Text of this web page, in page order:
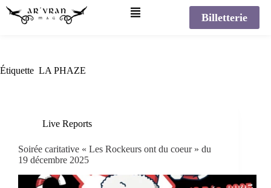
Billetterie
Étiquette LA PHAZE
Live Reports
Soirée caritative « Les Rockeurs ont du coeur » du
19 décembre 2025